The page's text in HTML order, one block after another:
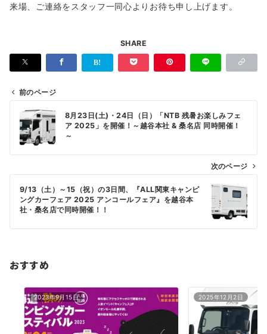
来場、ご連絡をスタッフ一同心よりお待ち申し上げます。
SHARE
稿
ナ
ビ
ゲ
ー
シ
ョ
前のページ
8月23日(土)・24日（日）「NTB 残暑お楽しみフェ
ア 2025」を開催！～越谷本社 & 桑名店 同時開催！
～
次のページ
9/13（土）～15（祝）の3日間、『ALL関東キャンピ
ングカーフェア 2025 アンコールフェア』を越谷本
社・桑名店で同時開催！！
おすすめ
2023年9月15日 2025年12月2日